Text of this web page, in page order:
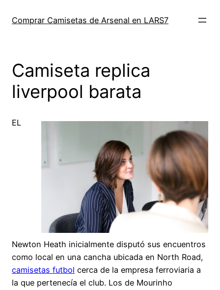
Comprar Camisetas de Arsenal en LARS7
Camiseta replica
liverpool barata
EL
Newton Heath inicialmente disputó sus encuentros
como local en una cancha ubicada en North Road,
camisetas futbol cerca de la empresa ferroviaria a
la que pertenecía el club. Los de Mourinho